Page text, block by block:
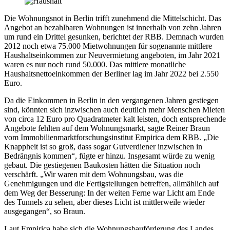
trifft
zunehmend
die
Mittelschicht
Die Wohnungsnot in Berlin trifft zunehmend die Mittelschicht. Das
Angebot an bezahlbaren Wohnungen ist innerhalb von zehn Jahren
um rund ein Drittel gesunken, berichtet der RBB. Demnach wurden
2012 noch etwa 75.000 Mietwohnungen für sogenannte mittlere
Haushaltseinkommen zur Neuvermietung angeboten, im Jahr 2021
waren es nur noch rund 50.000. Das mittlere monatliche
Haushaltsnettoeinkommen der Berliner lag im Jahr 2022 bei 2.550
Euro.
Da die Einkommen in Berlin in den vergangenen Jahren gestiegen
sind, könnten sich inzwischen auch deutlich mehr Menschen Mieten
von circa 12 Euro pro Quadratmeter kalt leisten, doch entsprechende
Angebote fehlten auf dem Wohnungsmarkt, sagte Reiner Braun
vom Immobilienmarktforschungsinstitut Empirica dem RBB. „Die
Knappheit ist so groß, dass sogar Gutverdiener inzwischen in
Bedrängnis kommen“, fügte er hinzu. Insgesamt würde zu wenig
gebaut. Die gestiegenen Baukosten hätten die Situation noch
verschärft. „Wir waren mit dem Wohnungsbau, was die
Genehmigungen und die Fertigstellungen betreffen, allmählich auf
dem Weg der Besserung: In der weiten Ferne war Licht am Ende
des Tunnels zu sehen, aber dieses Licht ist mittlerweile wieder
ausgegangen“, so Braun.